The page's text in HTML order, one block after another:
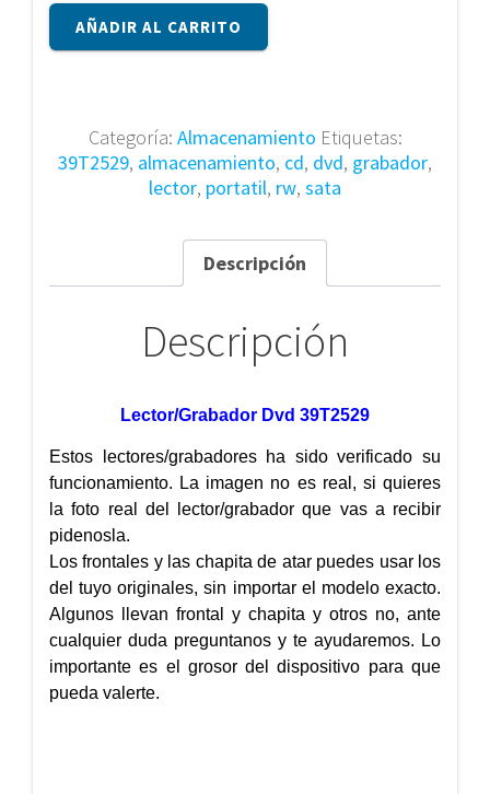
Lector/Grabador
Dvd
AÑADIR AL CARRITO
Categoría: Almacenamiento Etiquetas:
39T2529, almacenamiento, cd, dvd, grabador,
lector, portatil, rw, sata
Descripción
Descripción
Lector/Grabador Dvd 39T2529
Estos lectores/grabadores ha sido verificado su
funcionamiento. La imagen no es real, si quieres
la foto real del lector/grabador que vas a recibir
pidenosla.
Los frontales y las chapita de atar puedes usar los
del tuyo originales, sin importar el modelo exacto.
Algunos llevan frontal y chapita y otros no, ante
cualquier duda preguntanos y te ayudaremos. Lo
importante es el grosor del dispositivo para que
pueda valerte.